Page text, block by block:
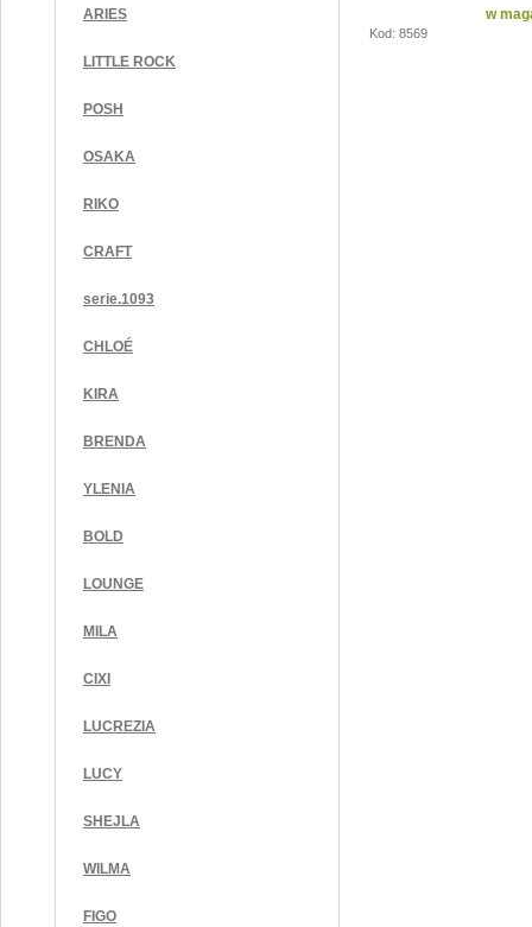
ARIES
LITTLE ROCK
POSH
OSAKA
RIKO
CRAFT
serie.1093
CHLOÉ
KIRA
BRENDA
YLENIA
BOLD
LOUNGE
MILA
CIXI
LUCREZIA
LUCY
SHEJLA
WILMA
FIGO
w
Kod: 8569